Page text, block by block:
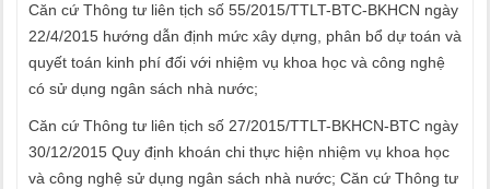
Căn cứ Thông tư liên tịch số 55/2015/TTLT-BTC-BKHCN ngày
22/4/2015 hướng dẫn định mức xây dựng, phân bổ dự toán và
quyết toán kinh phí đối với nhiệm vụ khoa học và công nghệ
có sử dụng ngân sách nhà nước;
Căn cứ Thông tư liên tịch số 27/2015/TTLT-BKHCN-BTC ngày
30/12/2015 Quy định khoán chi thực hiện nhiệm vụ khoa học
và công nghệ sử dụng ngân sách nhà nước; Căn cứ Thông tư